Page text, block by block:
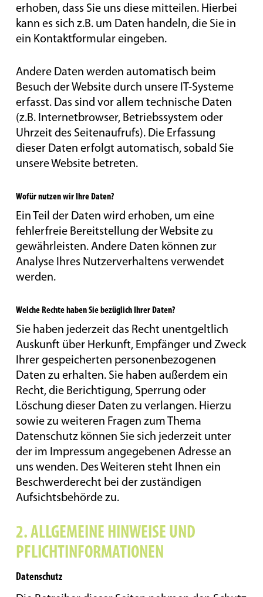
erhoben, dass Sie uns diese mitteilen. Hierbei
kann es sich z.B. um Daten handeln, die Sie in
ein Kontaktformular eingeben.
Andere Daten werden automatisch beim
Besuch der Website durch unsere IT-Systeme
erfasst. Das sind vor allem technische Daten
(z.B. Internetbrowser, Betriebssystem oder
Uhrzeit des Seitenaufrufs). Die Erfassung
dieser Daten erfolgt automatisch, sobald Sie
unsere Website betreten.
Wofür nutzen wir Ihre Daten?
Ein Teil der Daten wird erhoben, um eine
fehlerfreie Bereitstellung der Website zu
gewährleisten. Andere Daten können zur
Analyse Ihres Nutzerverhaltens verwendet
werden.
Welche Rechte haben Sie bezüglich Ihrer Daten?
Sie haben jederzeit das Recht unentgeltlich
Auskunft über Herkunft, Empfänger und Zweck
Ihrer gespeicherten personenbezogenen
Daten zu erhalten. Sie haben außerdem ein
Recht, die Berichtigung, Sperrung oder
Löschung dieser Daten zu verlangen. Hierzu
sowie zu weiteren Fragen zum Thema
Datenschutz können Sie sich jederzeit unter
der im Impressum angegebenen Adresse an
uns wenden. Des Weiteren steht Ihnen ein
Beschwerderecht bei der zuständigen
Aufsichtsbehörde zu.
2. ALLGEMEINE HINWEISE UND
PFLICHTINFORMATIONEN
Datenschutz